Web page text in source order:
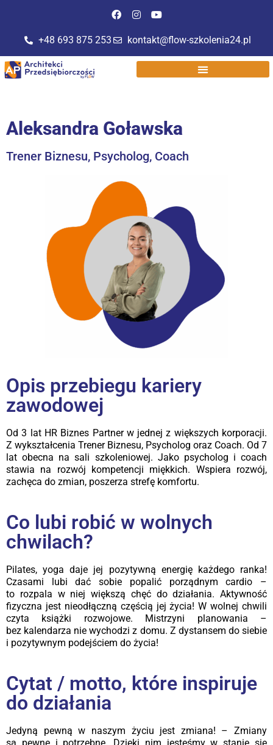
+48 693 875 253 kontakt@flow-szkolenia24.pl
Aleksandra Goławska
Trener Biznesu, Psycholog, Coach
Opis przebiegu kariery
zawodowej
Od 3 lat HR Biznes Partner w jednej z większych korporacji.
Z wykształcenia Trener Biznesu, Psycholog oraz Coach. Od 7
lat obecna na sali szkoleniowej. Jako psycholog i coach
stawia na rozwój kompetencji miękkich. Wspiera rozwój,
zachęca do zmian, poszerza strefę komfortu.
Co lubi robić w wolnych
chwilach?
Pilates, yoga daje jej pozytywną energię każdego ranka!
Czasami lubi dać sobie popalić porządnym cardio –
to rozpala w niej większą chęć do działania. Aktywność
fizyczna jest nieodłączną częścią jej życia! W wolnej chwili
czyta książki rozwojowe. Mistrzyni planowania –
bez kalendarza nie wychodzi z domu. Z dystansem do siebie
i pozytywnym podejściem do życia!
Cytat / motto, które inspiruje
do działania
Jedyną pewną w naszym życiu jest zmiana! – Zmiany